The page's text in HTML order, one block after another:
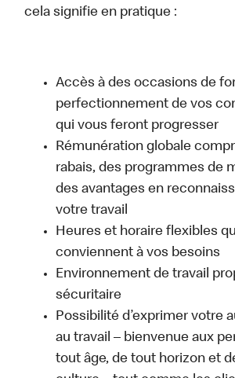
cela signifie en pratique :
Accès à des occasions de
perfectionnement de vos
qui vous feront progresser
Rémunération globale
rabais, des programmes de
des avantages en
votre travail
Heures et horaire flexibles
conviennent à vos besoins
Environnement de travail
sécuritaire
Possibilité d’exprimer votre
au travail – bienvenue aux
tout âge, de tout horizon et